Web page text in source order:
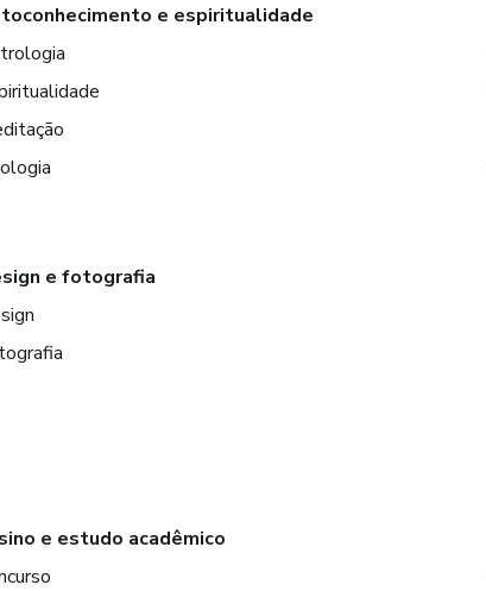
e espiritualidade
e fotografia
e estudo acadêmico